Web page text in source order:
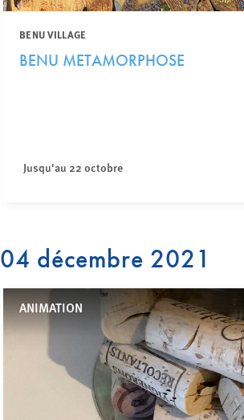
BENU VILLAGE
BENU METAMORPHOSE
Jusqu'au 22 octobre
04 décembre 2021
ANIMATION